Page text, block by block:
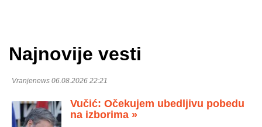
Najnovije vesti
Vranjenews 06.08.2026 22:21
Vučić: Očekujem ubedljivu pobedu
na izborima »